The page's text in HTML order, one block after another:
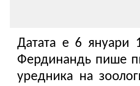
Датата е 6 януари
Фердинандь пише
уредника на